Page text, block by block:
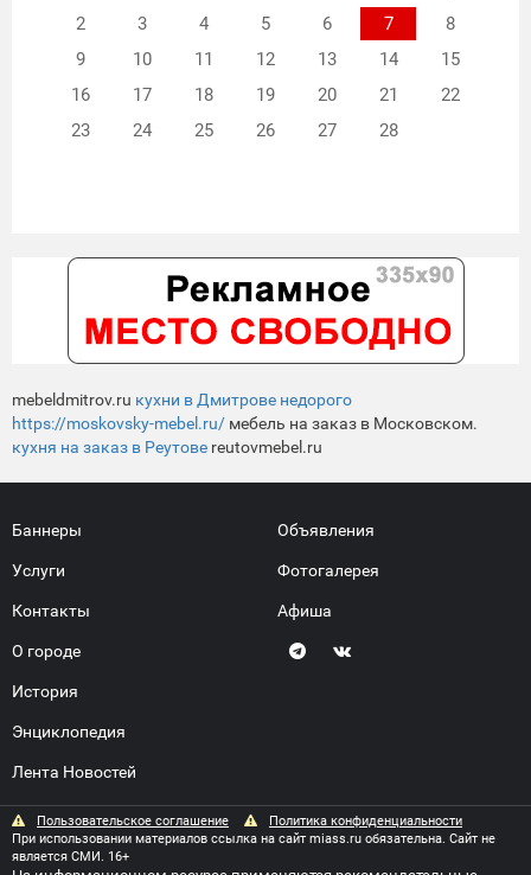
2
3 4 5 6 7
8
9
10 11 12 13 14
15
16
17 18 19 20 21
22
23
24 25 26 27 28
mebeldmitrov.ru кухни в Дмитрове недорого
https://moskovsky-mebel.ru/ мебель на заказ в Московском.
кухня на заказ в Реутове reutovmebel.ru
Баннеры
Услуги
Контакты
О городе
История
Энциклопедия
Лента Новостей
Объявления
Фотогалерея
Афиша
Пользовательское соглашение
Политика конфиденциальности
При использовании материалов ссылка на сайт miass.ru обязательна. Сайт не
является СМИ. 16+